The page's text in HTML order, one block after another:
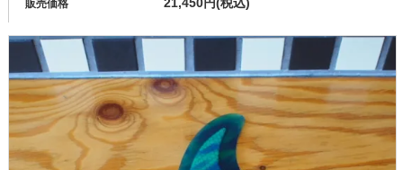
販売価格